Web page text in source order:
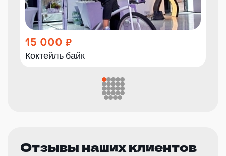
15 000
Коктейль байк
Отзывы наших клиентов